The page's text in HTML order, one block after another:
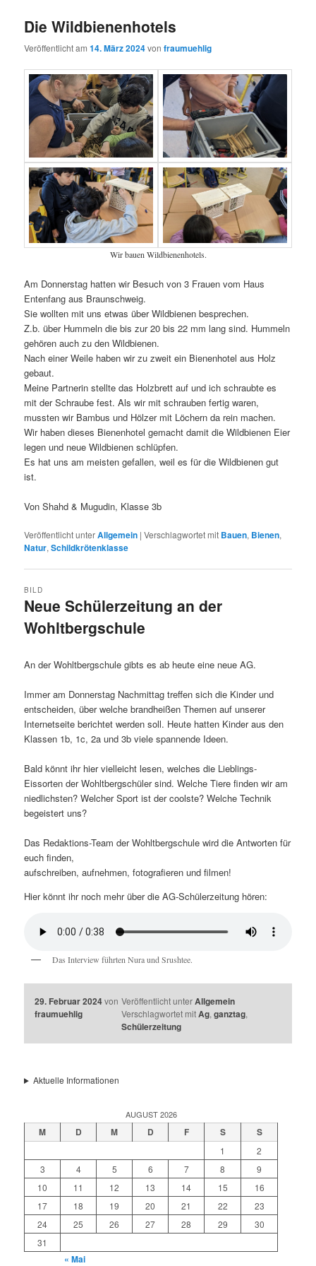
Die Wildbienenhotels
Veröffentlicht am14. März 2024vonfraumuehlig
Wir bauen Wildbienenhotels.
Am Donnerstag hatten wir Besuch von 3 Frauen vom Haus
Entenfang aus Braunschweig.
Sie wollten mit uns etwas über Wildbienen besprechen.
Z.b. über Hummeln die bis zur 20 bis 22 mm lang sind. Hummeln
gehören auch zu den Wildbienen.
Nach einer Weile haben wir zu zweit ein Bienenhotel aus Holz
gebaut.
Meine Partnerin stellte das Holzbrett auf und ich schraubte es
mit der Schraube fest. Als wir mit schrauben fertig waren,
mussten wir Bambus und Hölzer mit Löchern da rein machen.
Wir haben dieses Bienenhotel gemacht damit die Wildbienen Eier
legen und neue Wildbienen schlüpfen.
Es hat uns am meisten gefallen, weil es für die Wildbienen gut
ist.
Von Shahd & Mugudin, Klasse 3b
Veröffentlicht unterAllgemein |Verschlagwortet mit Bauen, Bienen,
Natur,Schildkrötenklasse
Neue Schülerzeitung an der
Wohltbergschule
BILD
An der Wohltbergschule gibts es ab heute eine neue AG.
Immer am Donnerstag Nachmittag treffen sich die Kinder und
entscheiden, über welche brandheißen Themen auf unserer
Internetseite berichtet werden soll. Heute hatten Kinder aus den
Klassen 1b, 1c, 2a und 3b viele spannende Ideen.
Bald könnt ihr hier vielleicht lesen, welches die Lieblings-
Eissorten der Wohltbergschüler sind. Welche Tiere finden wir am
niedlichsten? Welcher Sport ist der coolste? Welche Technik
begeistert uns?
Das Redaktions-Team der Wohltbergschule wird die Antworten für
euch finden,
aufschreiben, aufnehmen, fotografieren und filmen!
Hier könnt ihr noch mehr über die AG-Schülerzeitung hören:
Das Interview führten Nura und Srushtee.
29. Februar 2024von
fraumuehlig
Veröffentlicht unter Allgemein
Verschlagwortet mit Ag, ganztag,
Schülerzeitung
Aktuelle Informationen
AUGUST 2026
M D M D F S S
1
2
3
4 5 6 7 8
9
10
11 12 13 14 15
16
17
18 19 20 21 22
23
24
25 26 27 28 29
30
31
« Mai